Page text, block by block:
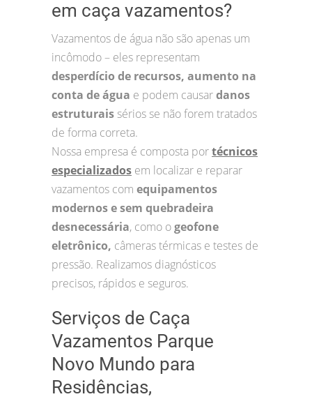
em caça vazamentos?
Vazamentos de água não são apenas um
incômodo – eles representam
desperdício de recursos, aumento na
conta de água e podem causardanos
estruturais sérios se não forem tratados
de forma correta.
Nossa empresa é composta portécnicos
especializados em localizar e reparar
vazamentos com equipamentos
modernos e sem quebradeira
desnecessária, como ogeofone
eletrônico, câmeras térmicas e testes de
pressão. Realizamos diagnósticos
precisos, rápidos e seguros.
Serviços de Caça
Vazamentos Parque
Novo Mundo para
Residências,